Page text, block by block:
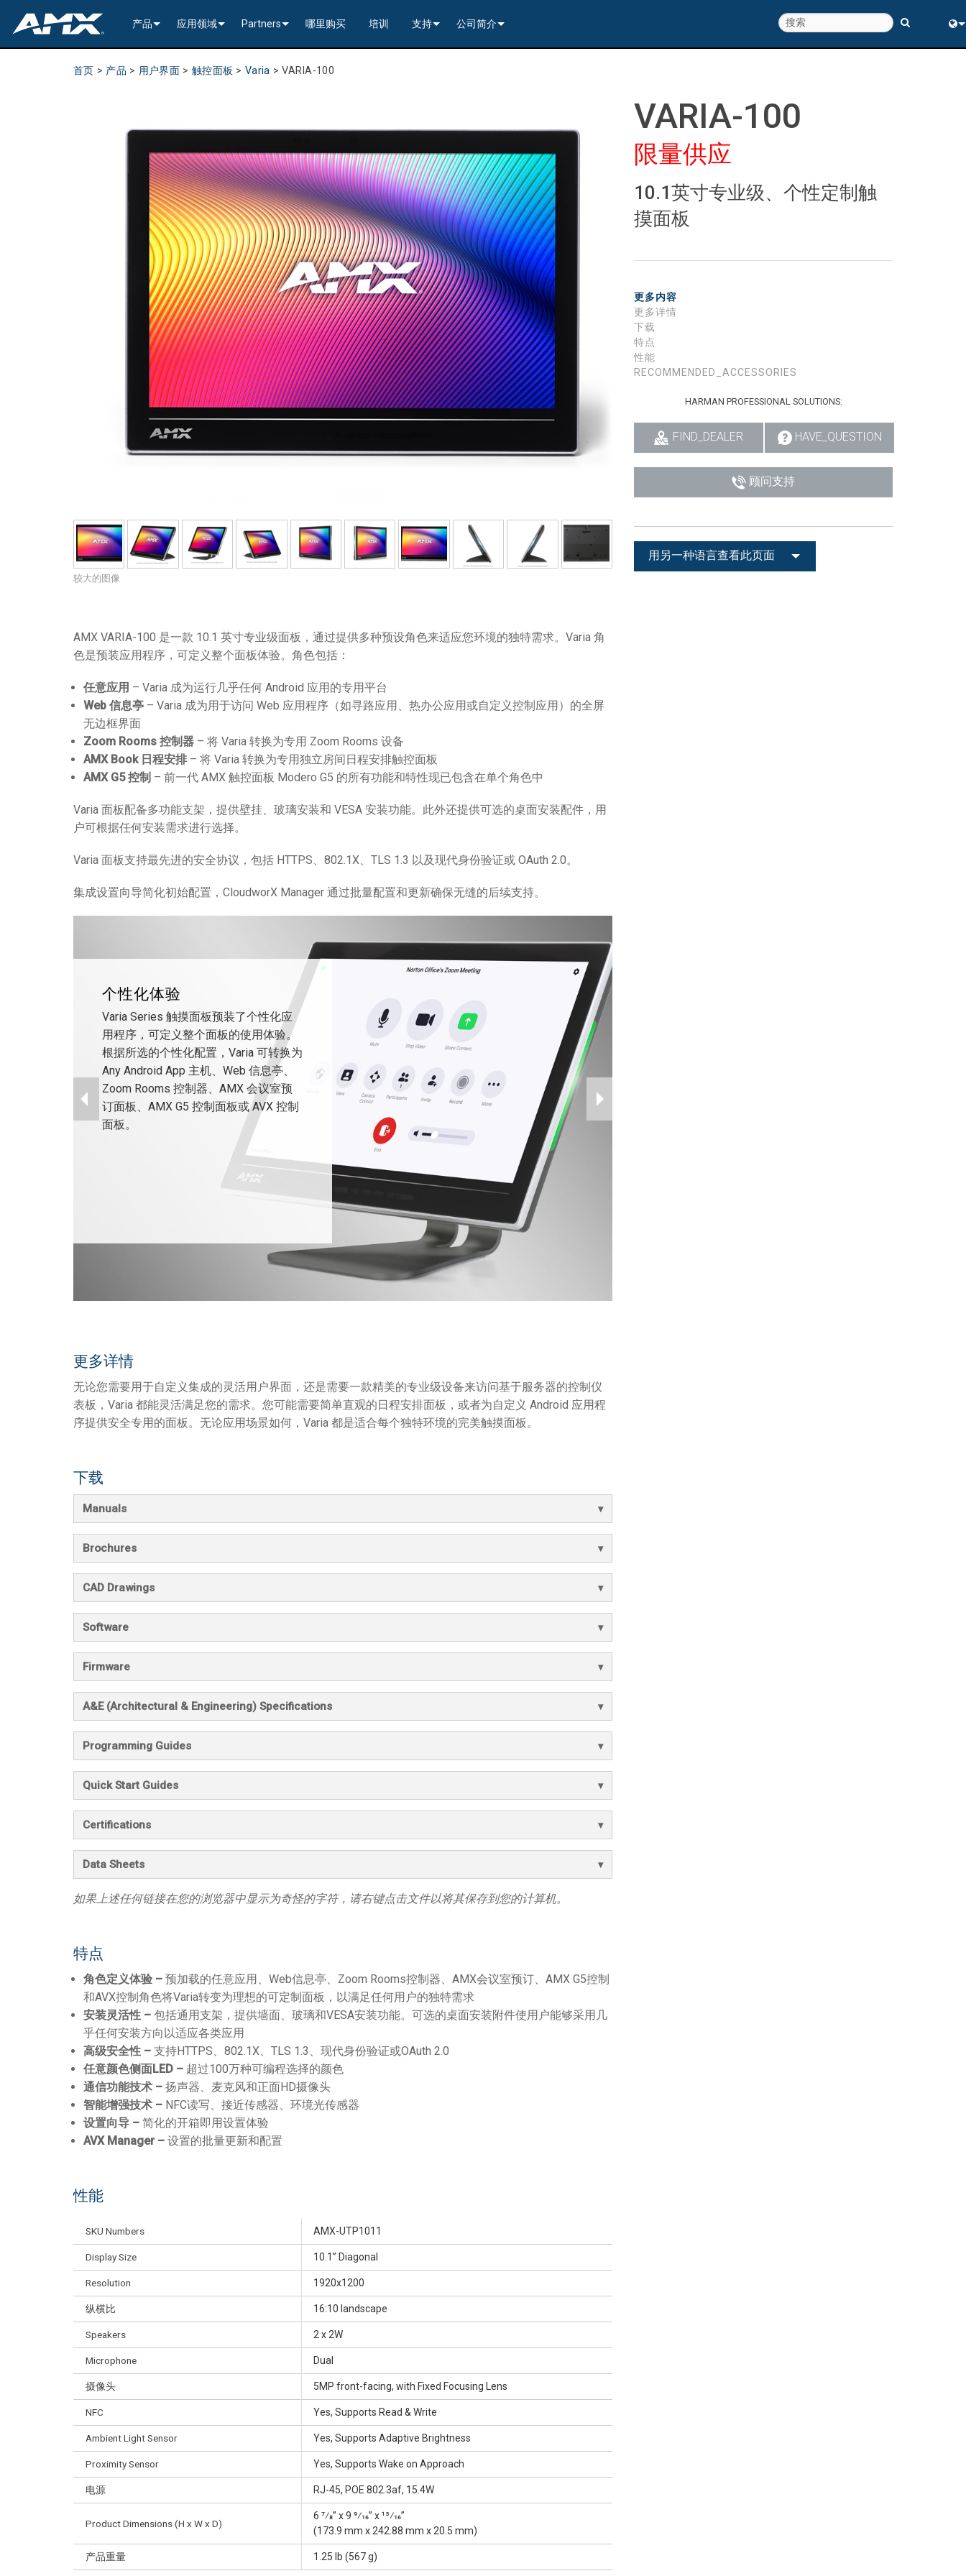
产品
SVSI N2000 系列编解码器
SVSi N1000 系列编解码器
>---------H.26x Solutions--------<
N3300 Series (4K60)
SVSI N3000 系列 H.264 / WAN
>---------H.264 Solutions--------<
N3000 Series (HD 9x1)
N-Able Control Software
SVSI 配件安装
功率
Incite 数字化演示系统
Precis 系列数字矩阵切换器
>------------------------------------------<
CTC (4K60 6x1) Switching & Transport Kit w/ USB-C
CTP (4K30 4x1) Switching & Transport Kit
>------------------------------------------<
VPX (4K60 4x1 +1)
VPX (4K60 7x1 +1)
SDX (4K30 4x1 +1)
SDX (4K30 5x1 +1)
Enova DGX 机箱
8x8
16x16
32x32
>------------------------------------------<
CPU Upgrade Kit
4K60 Cards and Endpoints
4K30 Cards and Endpoints
HD Cards and Endpoints
音频卡 音频切换板套件
音频插入/提取板
A/V 远程传输解决方案
DXLink Fiber (>100m)
DXLink U/STP (<100m)
DXLite U/STP (<70m)
CT 系列
Switching, Transport, and Control Solution (<70m)
窗口处理 Precis (4K60 4x1 + 1)
传统音视频配件
安装
功率
电缆
UVC1-4K HDMI to USB Capture
Precis (4K60 4x1 + 1)
>----------1G Solutions----------<
N2400 Series (4K60 4x1)
N2000 Series (4K30 4x1)
>---------H.264 Solutions--------<
N3000 Series (HD 9x1)
HydraPort Modules
可伸缩式
Video
Cat 6
USB
功率模块
Buttons (& ACC bands)
通透
空白
日程安排与协作Scheduling Touch Panels
CTC (4K60 6x1) Switching & Transport Kit w/ USB-C
CTP (4K30 4x1) Switching & Transport Kit
用户界面 触控面板 Varia
Modero G5 触控面板
UI 配件 Modero G5 / Modero S / Acendo Book 安装选件
Modero 电源
Modero X® 和 Modero S 系列触控面板配件
键盘 Metreau (Decora Style)
Massio (Surface Mount)
键盘控制器Massio ControlPads (Surface Mount)
应用程序 TPC-TPI-PRO
TPC-APPLE
TPC-ANDROID
TPC-WIN8
TPC-BYOD
设备控制 中央控制器MUSE Controllers
NetLinx NX Controllers
扩展控制盒
控制系统配件系统安装
电源
其他
>------------------------------------------<
带用户界面的控制器Massio ControlPads (Surface Mount)
带开关功能的控制器
DGX
DVX 4K60
音视频管理软件MUSE Automator
MUSE Extension for VS Code
Manager
IREDIT2
NetLinx Studio
触摸面板设计
Rapid Project Maker (RPM)
资源管理套件企业版
N-Able Control Software
Intelligent Light Control
应用领域
Bars & Restaurants
Convention Centers
Unified Communication
Partners 哪里购买 培训 支持
产品登记
顾问门户
>-------------------------<
全天候帮助中心
售后服务
文档下载
Developer Resources
产品存档
公司简介
首页 > 产品 > 用户界面 > 触控面板 > Varia >VARIA-100
较大的图像
AMX VARIA-100 是一款 10.1 英寸专业级面板，通过提供多种预设角色来适应您环境的独特需求。Varia 角
色是预装应用程序，可定义整个面板体验。角色包括：
任意应用 – Varia 成为运行几乎任何 Android 应用的专用平台
Web 信息亭 – Varia 成为用于访问 Web 应用程序（如寻路应用、热办公应用或自定义控制应用）的全屏
无边框界面
Zoom Rooms 控制器 – 将 Varia 转换为专用 Zoom Rooms 设备
AMX Book 日程安排 – 将 Varia 转换为专用独立房间日程安排触控面板
AMX G5 控制 – 前一代 AMX 触控面板 Modero G5 的所有功能和特性现已包含在单个角色中
Varia 面板配备多功能支架，提供壁挂、玻璃安装和 VESA 安装功能。此外还提供可选的桌面安装配件，用
户可根据任何安装需求进行选择。
Varia 面板支持最先进的安全协议，包括 HTTPS、802.1X、TLS 1.3 以及现代身份验证或 OAuth 2.0。
集成设置向导简化初始配置，CloudworX Manager 通过批量配置和更新确保无缝的后续支持。
个性化体验
Varia Series 触摸面板预装了个性化应
用程序，可定义整个面板的使用体验。
根据所选的个性化配置，Varia 可转换为
Any Android App 主机、Web 信息亭、
Zoom Rooms 控制器、AMX 会议室预
订面板、AMX G5 控制面板或 AVX 控制
面板。
更多详情
无论您需要用于自定义集成的灵活用户界面，还是需要一款精美的专业级设备来访问基于服务器的控制仪
表板，Varia 都能灵活满足您的需求。您可能需要简单直观的日程安排面板，或者为自定义 Android 应用程
序提供安全专用的面板。无论应用场景如何，Varia 都是适合每个独特环境的完美触摸面板。
下载
Manuals
Brochures
CAD Drawings
Software
Firmware
A&E (Architectural & Engineering) Specifications
Programming Guides
Quick Start Guides
Certifications
Data Sheets
如果上述任何链接在您的浏览器中显示为奇怪的字符，请右键点击文件以将其保存到您的计算机。
特点
角色定义体验 – 预加载的任意应用、Web信息亭、Zoom Rooms控制器、AMX会议室预订、AMX G5控制
和AVX控制角色将Varia转变为理想的可定制面板，以满足任何用户的独特需求
安装灵活性 – 包括通用支架，提供墙面、玻璃和VESA安装功能。可选的桌面安装附件使用户能够采用几
乎任何安装方向以适应各类应用
高级安全性 – 支持HTTPS、802.1X、TLS 1.3、现代身份验证或OAuth 2.0
任意颜色侧面LED – 超过100万种可编程选择的颜色
通信功能技术 – 扬声器、麦克风和正面HD摄像头
智能增强技术 – NFC读写、接近传感器、环境光传感器
设置向导 – 简化的开箱即用设置体验
AVX Manager – 设置的批量更新和配置
性能
SKU Numbers AMX-UTP1011
Display Size 10.1” Diagonal
Resolution 1920x1200
纵横比 16:10 landscape
Speakers 2 x 2W
Microphone Dual
摄像头 5MP front-facing, with Fixed Focusing Lens
NFC Yes, Supports Read & Write
Ambient Light Sensor Yes, Supports Adaptive Brightness
Proximity Sensor Yes, Supports Wake on Approach
电源 RJ-45, POE 802.3af, 15.4W
Product Dimensions (H x W x D)
6 7⁄8” x 9 9⁄16” x 13⁄16”
(173.9 mm x 242.88 mm x 20.5 mm)
产品重量 1.25 lb (567 g)
VARIA-100
限量供应
10.1英寸专业级、个性定制触
摸面板
更多内容
更多详情
下载
特点
性能
RECOMMENDED_ACCESSORIES
HARMAN PROFESSIONAL SOLUTIONS:
FIND_DEALER HAVE_QUESTION
顾问支持
用另一种语言查看此页面